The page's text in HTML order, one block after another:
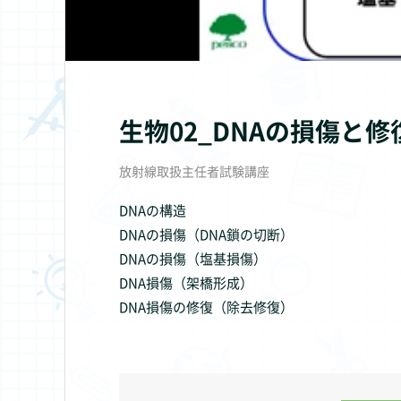
生物02_DNAの損傷と修
放射線取扱主任者試験講座
DNAの構造
DNAの損傷（DNA鎖の切断）
DNAの損傷（塩基損傷）
DNA損傷（架橋形成）
DNA損傷の修復（除去修復）